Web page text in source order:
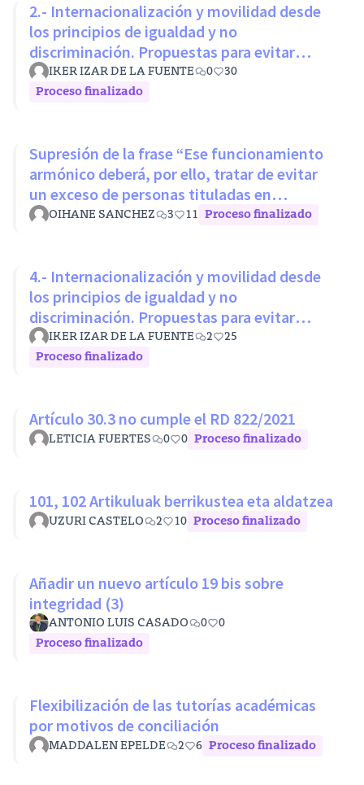
2.- Internacionalización y movilidad desde
los principios de igualdad y no
discriminación. Propuestas para evitar
desigualdades estructurales
IKER IZAR DE LA FUENTE 0
30
Proceso finalizado
Supresión de la frase “Ese funcionamiento
armónico deberá, por ello, tratar de evitar
un exceso de personas tituladas en
disciplinas con mínimos nivel
OIHANE SANCHEZ 3 11 Proceso finalizado
4.- Internacionalización y movilidad desde
los principios de igualdad y no
discriminación. Propuestas para evitar
desigualdades estructurales
IKER IZAR DE LA FUENTE 2
25
Proceso finalizado
Artículo 30.3 no cumple el RD 822/2021
LETICIA FUERTES 0 0 Proceso finalizado
101, 102 Artikuluak berrikustea eta aldatzea
UZURI CASTELO 2 10 Proceso finalizado
Añadir un nuevo artículo 19 bis sobre
integridad (3)
ANTONIO LUIS CASADO 0
0
Proceso finalizado
Flexibilización de las tutorías académicas
por motivos de conciliación
MADDALEN EPELDE 2 6 Proceso finalizado